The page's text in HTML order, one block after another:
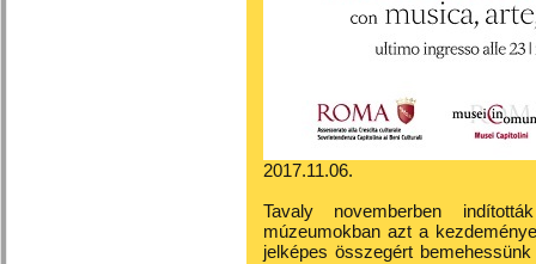
2017.11.06.
Tavaly novemberben
múzeumokban azt a
jelképes összegért